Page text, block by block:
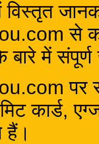
विस्तृत
से कोई
के बारे में
पर
कार्ड,
हैं।